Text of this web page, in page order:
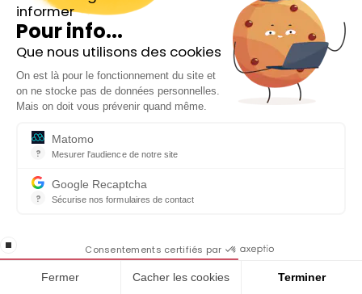
informer
Pour info...
Que nous utilisons des cookies
On est là pour le fonctionnement du site et
on ne stocke pas de données personnelles.
Mais on doit vous prévenir quand même.
?
Matomo
Mesurer l'audience de notre site
?
Google Recaptcha
Sécurise nos formulaires de contact
stop loading Consentements certifiés par
Fermer Cacher les cookies Terminer
Notre formation
Vous voulez investir un capital mais vous ne
savez pas comment vous y prendre ?
pour vous lancer en Bourse.
Inscrivez-vous gratuitement à
notre Newsletter hebdo
En cadeau notre ebook
politique de confidentialité de ce site